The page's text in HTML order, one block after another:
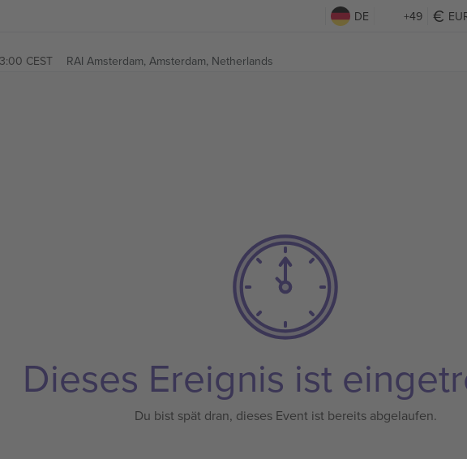
DE +49
CEST RAI Amsterdam, Amsterdam, Netherlands
Dieses Ereignis ist
Du bist spät dran, dieses Event ist bereits abgelaufen.